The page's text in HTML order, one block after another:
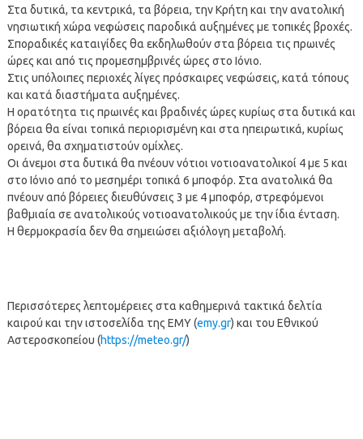
Στα δυτικά, τα κεντρικά, τα βόρεια, την Κρήτη και την ανατολική
νησιωτική χώρα νεφώσεις παροδικά αυξημένες με τοπικές βροχές.
Σποραδικές καταιγίδες θα εκδηλωθούν στα βόρεια τις πρωινές
ώρες και από τις προμεσημβρινές ώρες στο Ιόνιο.
Στις υπόλοιπες περιοχές λίγες πρόσκαιρες νεφώσεις, κατά τόπους
και κατά διαστήματα αυξημένες.
Η ορατότητα τις πρωινές και βραδινές ώρες κυρίως στα δυτικά και
βόρεια θα είναι τοπικά περιορισμένη και στα ηπειρωτικά, κυρίως
ορεινά, θα σχηματιστούν ομίχλες.
Οι άνεμοι στα δυτικά θα πνέουν νότιοι νοτιοανατολικοί 4 με 5 και
στο Ιόνιο από το μεσημέρι τοπικά 6 μποφόρ. Στα ανατολικά θα
πνέουν από βόρειες διευθύνσεις 3 με 4 μποφόρ, στρεφόμενοι
βαθμιαία σε ανατολικούς νοτιοανατολικούς με την ίδια ένταση.
Η θερμοκρασία δεν θα σημειώσει αξιόλογη μεταβολή.
Περισσότερες λεπτομέρειες στα καθημερινά τακτικά δελτία
καιρού και την ιστοσελίδα της ΕΜΥ (emy.gr) και του Εθνικού
Αστεροσκοπείου (https://meteo.gr/)